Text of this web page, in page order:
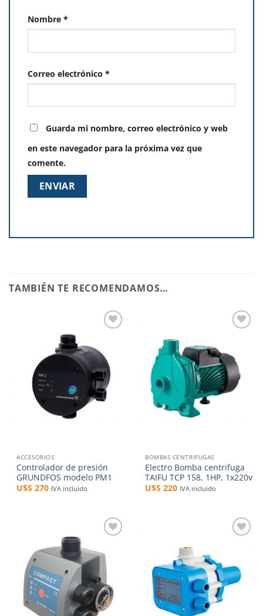
Nombre *
Correo electrónico *
Guarda mi nombre, correo electrónico y web
en este navegador para la próxima vez que
comente.
TAMBIÉN TE RECOMENDAMOS…
lista de
deseos
ACCESORIOS
Controlador de presión
GRUNDFOS modelo PM1
U$S270 IVA incluido
lista de
deseos
BOMBAS CENTRIFUGAS
Electro Bomba centrifuga
TAIFU TCP 158, 1HP, 1x220v
U$S220 IVA incluido
a la
lista de
deseos
deseos